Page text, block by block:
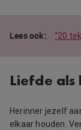
“20
Liefde als
Herinner jezelf
elkaar houden.